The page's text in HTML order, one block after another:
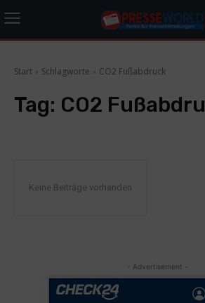
Start Schlagworte CO2 Fußabdruck
Tag: CO2
Keine Beiträge vorhanden
- Advertisement -